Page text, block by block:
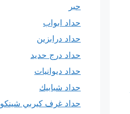
حبر
حداد ابواب
حداد درابزين
حداد درج حديد
حداد ديوانيات
حداد شبابيك
حداد غرف كيربي شينكو